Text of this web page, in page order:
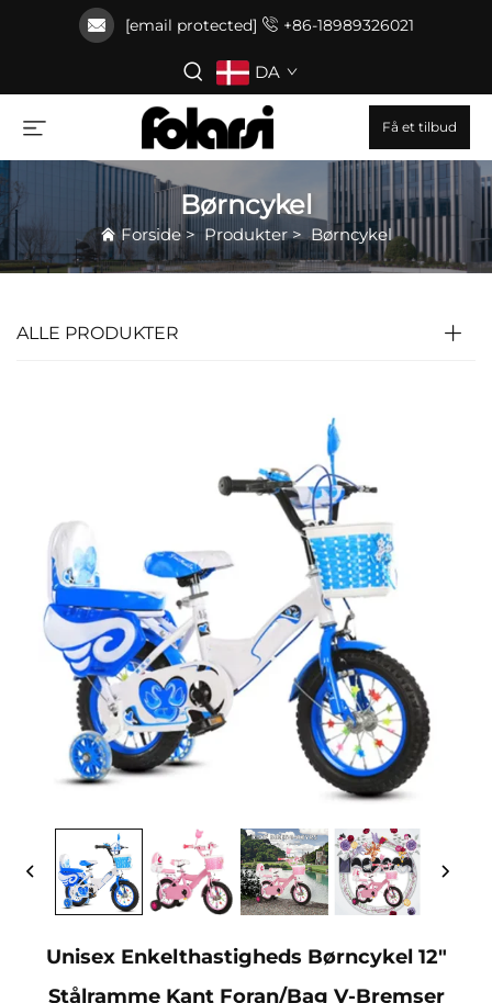
[email protected] +86-18989326021
DA
Få et tilbud
Børncykel
Forside> Produkter>Børncykel
ALLE PRODUKTER
Unisex Enkelthastigheds Børncykel 12"
Stålramme Kant Foran/bag V-Bremser